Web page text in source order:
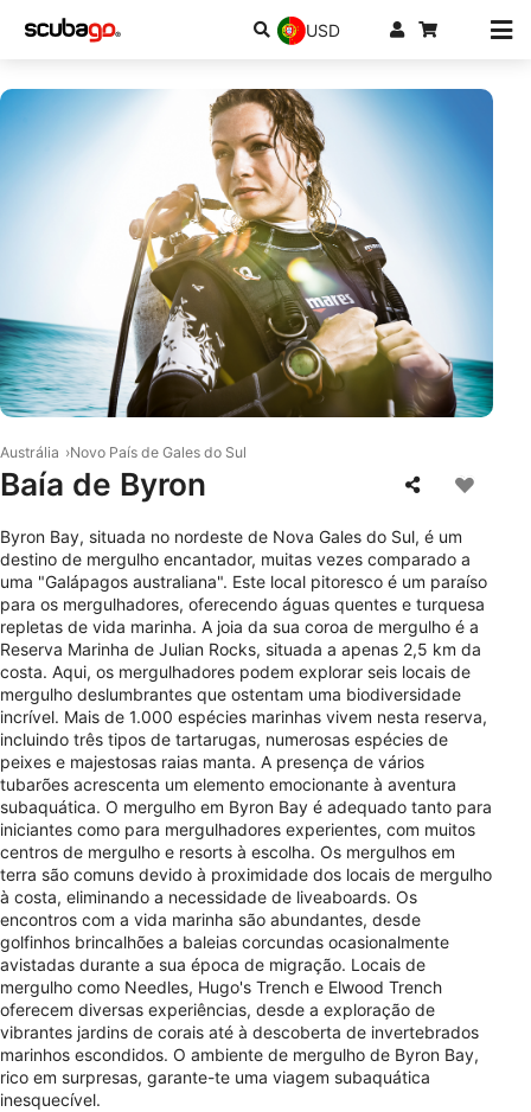
USD
Austrália Novo País de Gales do Sul
Baía de Byron
Byron Bay, situada no nordeste de Nova Gales do Sul, é um
destino de mergulho encantador, muitas vezes comparado a
uma "Galápagos australiana". Este local pitoresco é um paraíso
para os mergulhadores, oferecendo águas quentes e turquesa
repletas de vida marinha. A joia da sua coroa de mergulho é a
Reserva Marinha de Julian Rocks, situada a apenas 2,5 km da
costa. Aqui, os mergulhadores podem explorar seis locais de
mergulho deslumbrantes que ostentam uma biodiversidade
incrível. Mais de 1.000 espécies marinhas vivem nesta reserva,
incluindo três tipos de tartarugas, numerosas espécies de
peixes e majestosas raias manta. A presença de vários
tubarões acrescenta um elemento emocionante à aventura
subaquática. O mergulho em Byron Bay é adequado tanto para
iniciantes como para mergulhadores experientes, com muitos
centros de mergulho e resorts à escolha. Os mergulhos em
terra são comuns devido à proximidade dos locais de mergulho
à costa, eliminando a necessidade de liveaboards. Os
encontros com a vida marinha são abundantes, desde
golfinhos brincalhões a baleias corcundas ocasionalmente
avistadas durante a sua época de migração. Locais de
mergulho como Needles, Hugo's Trench e Elwood Trench
oferecem diversas experiências, desde a exploração de
vibrantes jardins de corais até à descoberta de invertebrados
marinhos escondidos. O ambiente de mergulho de Byron Bay,
rico em surpresas, garante-te uma viagem subaquática
inesquecível.